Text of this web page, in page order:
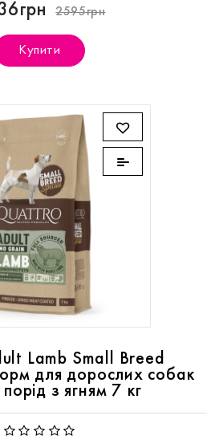
2595грн
Купити
Lamb Small Breed
для дорослих собак
з ягням 7 кг